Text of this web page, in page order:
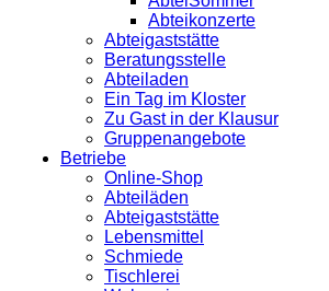
Abteikonzerte
Abteigaststätte
Beratungsstelle
Abteiladen
Ein Tag im Kloster
Zu Gast in der Klausur
Gruppenangebote
Betriebe
Online-Shop
Abteiläden
Abteigaststätte
Lebensmittel
Schmiede
Tischlerei